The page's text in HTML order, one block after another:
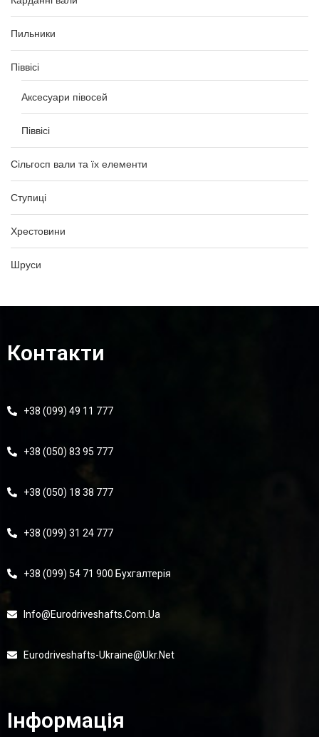
Пильники
Піввісі
Аксесуари півосей
Піввісі
Сільгосп вали та їх елементи
Ступиці
Хрестовини
Шруси
Контакти
+38 (099) 49 11 777
+38 (050) 83 95 777
+38 (050) 18 38 777
+38 (099) 31 24 777
+38 (099) 54 71 900 Бухгалтерія
Info@eurodriveshafts.com.ua
Eurodriveshafts-Ukraine@ukr.net
Інформація